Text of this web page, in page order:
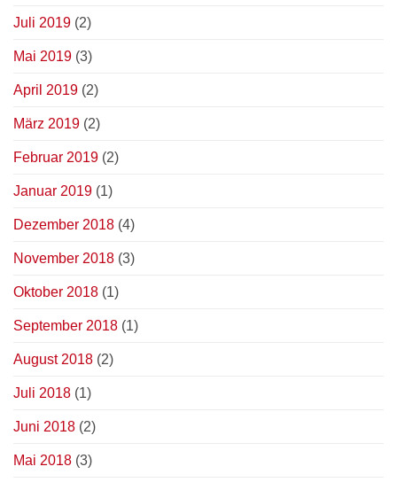
Juli 2019 (2)
Mai 2019 (3)
April 2019 (2)
März 2019 (2)
Februar 2019 (2)
Januar 2019 (1)
Dezember 2018 (4)
November 2018 (3)
Oktober 2018 (1)
September 2018 (1)
August 2018 (2)
Juli 2018 (1)
Juni 2018 (2)
Mai 2018 (3)